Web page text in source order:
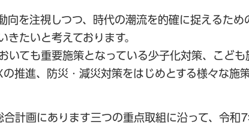
向を注視しつつ、時代の潮流を的確に捉えるた
たいと考えております。
いても重要施策となっている少子化対策、こど
推進、防災・減災対策をはじめとする様々な施
計画にあります三つの重点取組に沿って、令和